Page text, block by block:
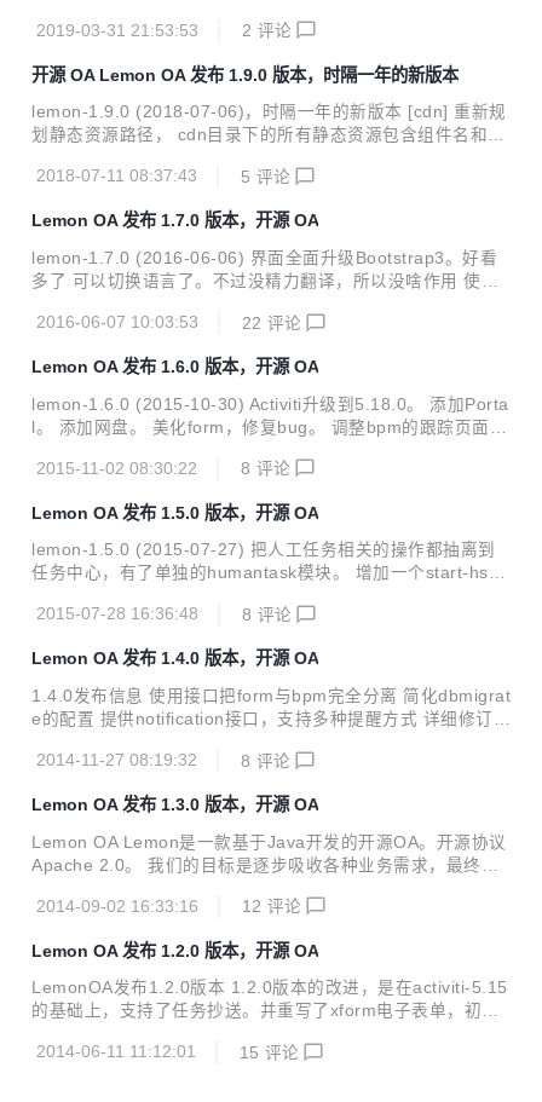
操作。 [bpm] 演示流程：印章，资产，差旅，车辆，休假，报
g/lemon/issues?q=milestone%3A1.10.0 源码地址： https://
github.com/xuhuisheng/lemon/tree/lemon-1.10.0 独立运行
包： 链接: https:...
2019-03-31 21:53:53 2 评论
开源 OA Lemon OA 发布 1.9.0 版本，时隔一年的新版本
lemon-1.9.0 (2018-07-06)，时隔一年的新版本 [cdn] 重新规
划静态资源路径， cdn目录下的所有静态资源包含组件名和版
数据。 [user] 优化账号管理功能。 [bpm] 增加了几个演示流
表：https://github.com/xuhuisheng/lemon/issues?mileston
e=12&q=is%3Aclosed 源码地址：https://github.com/xuhuis
heng/lemon/tree/lemon-1...
2018-07-11 08:37:43 5 评论
Lemon OA 发布 1.7.0 版本，开源 OA
lemon-1.7.0 (2016-06-06) 界面全面升级Bootstrap3。好看
多了 可以切换语言了。不过没精力翻译，所以没啥作用 使用s
用jcache统一缓存。 启动android移动端。 详细修订列表：ht
q=is%3Aclosed 源码地址：https://github.com/xuhuisheng/l
emon/tree/lemon-1.7.0 独立运行包：http://pan.baidu.com/
s/...
2016-06-07 10:03:53 22 评论
Lemon OA 发布 1.6.0 版本，开源 OA
lemon-1.6.0 (2015-10-30) Activiti升级到5.18.0。 添加Porta
l。 添加网盘。 美化form，修复bug。 调整bpm的跟踪页面。
s?milestone=9&q=is%3Aclosed 源码地址：https://github.c
p://pan.baidu.com/s/1o6OptTS Lemon是一款基于Java开发
的开源OA。开源协议Apache 2.0。 我们的目...
2015-11-02 08:30:22 8 评论
Lemon OA 发布 1.5.0 版本，开源 OA
lemon-1.5.0 (2015-07-27) 把人工任务相关的操作都抽离到
任务中心，有了单独的humantask模块。 增加一个start-hsql
表：https://github.com/xuhuisheng/lemon/issues?mileston
sheng/lemon/tree/lemon-1.5.0。 独立运行包：http://pan.b
aidu.com/s/1mgEdsEG。 Lemon是一款基于Java开发...
2015-07-28 16:36:48 8 评论
Lemon OA 发布 1.4.0 版本，开源 OA
1.4.0发布信息 使用接口把form与bpm完全分离 简化dbmigrat
e的配置 提供notification接口，支持多种提醒方式 详细修订列
e=6&state=closed。 源码地址：https://github.com/xuhuish
u.com/s/1sjug013。 Lemon是一款基于Java开发的开源O
A。开源协议Apache 2.0。 我们的目标是逐步吸收各种业务需
求，最终...
2014-11-27 08:19:32 8 评论
Lemon OA 发布 1.3.0 版本，开源 OA
Lemon OA Lemon是一款基于Java开发的开源OA。开源协议
Apache 2.0。 我们的目标是逐步吸收各种业务需求，最终发
过配置就完成各种定制需求。 极速起步 安装JDK。 下载lemo
p://localhost:8080/ 登录账号: lingo 登录密码: 1 Web流程设
计器 集成Modeler，直接在浏览器里拖拽设计流程。（免费版
不支持IE） 电子表单 在浏览器里拖拽设计表单，设计的表单
2014-09-02 16:33:16 12 评论
Lemon OA 发布 1.2.0 版本，开源 OA
LemonOA发布1.2.0版本 1.2.0版本的改进，是在activiti-5.15
的基础上，支持了任务抄送。并重写了xform电子表单，初步
heng/lemon/issues?milestone=4&state=closed。 源码地
2014-06-11 11:12:01 15 评论